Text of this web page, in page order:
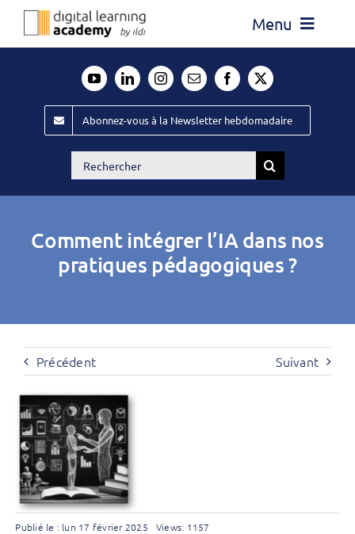
Passer
Menu
Évènements ILDI
Offres d’emploi
Publiez
Abonnez-vous à la Newsletter hebdomadaire
Rechercher:
Comment intégrer l’IA dans nos
pratiques pédagogiques ?
Précédent Suivant
Publié le : lun 17 février 2025 Views: 1157